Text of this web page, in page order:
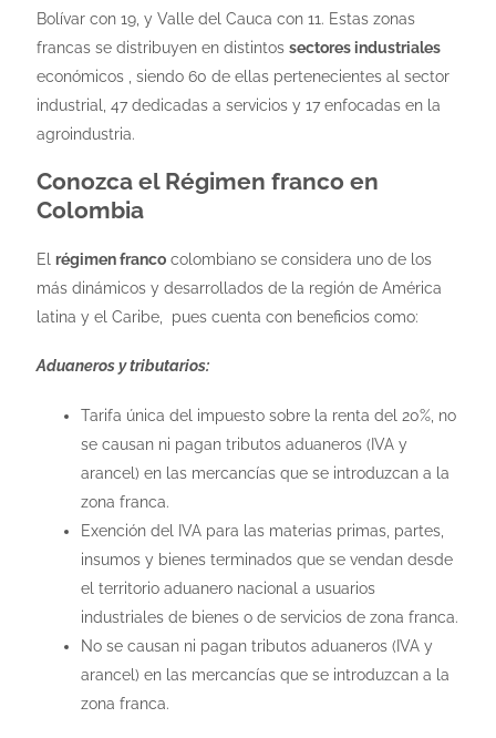
Bolívar con 19, y Valle del Cauca con 11. Estas zonas
francas se distribuyen en distintos sectores industriales
económicos , siendo 60 de ellas pertenecientes al sector
industrial, 47 dedicadas a servicios y 17 enfocadas en la
agroindustria.
Conozca el Régimen franco en
Colombia
El régimen francocolombiano se considera uno de los
más dinámicos y desarrollados de la región de América
latina y el Caribe, pues cuenta con beneficios como:
Aduaneros y tributarios:
Tarifa única del impuesto sobre la renta del 20%, no
se causan ni pagan tributos aduaneros (IVA y
arancel) en las mercancías que se introduzcan a la
zona franca.
Exención del IVA para las materias primas, partes,
insumos y bienes terminados que se vendan desde
el territorio aduanero nacional a usuarios
industriales de bienes o de servicios de zona franca.
No se causan ni pagan tributos aduaneros (IVA y
arancel) en las mercancías que se introduzcan a la
zona franca.